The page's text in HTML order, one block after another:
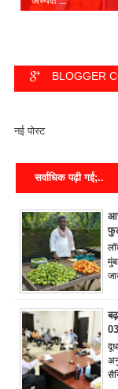
BLOGGER
नई पोस्ट
सर्वाधिक पढ़ी गई;..